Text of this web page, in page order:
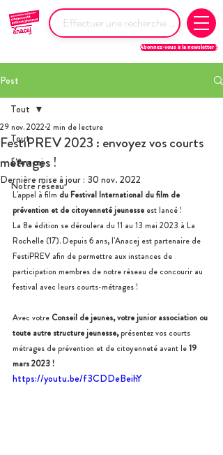
Abonnez-vous à la newsletter !
Post
Tout
L'Anacej
Notre réseau
Tout
FestiPREV 2023 : envoyez vos courts
métrages !
29 nov. 2022 2 min de lecture
Dernière mise à jour : 30 nov. 2022
L'appel à film du Festival International du film de
prévention et de citoyenneté jeunesse est lancé !
La 8e édition se déroulera du 11 au 13 mai 2023 à La
Rochelle (17). Depuis 6 ans, l'Anacej est partenaire de
FestiPREV afin de permettre aux instances de
participation membres de notre réseau de concourir au
festival avec leurs courts-métrages !
Avec votre Conseil de jeunes, votre junior association ou
toute autre structure jeunesse, présentez vos courts
métrages de prévention et de citoyenneté avant le 19
mars 2023 !
https://youtu.be/f3CDDeBeihY